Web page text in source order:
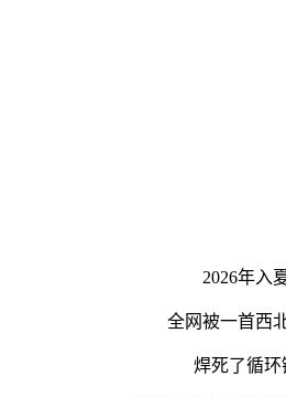
2026年入
全网被一首西
焊死了循环